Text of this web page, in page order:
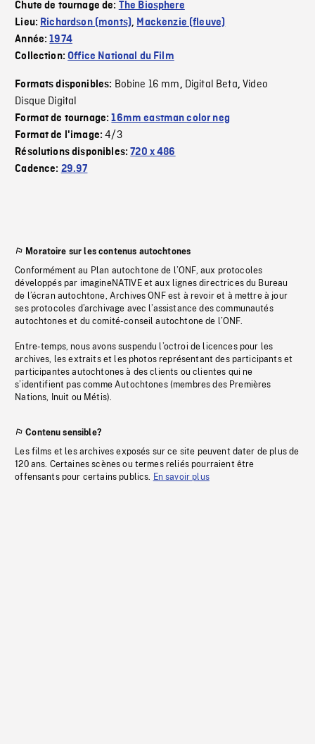
Chute de tournage de: The Biosphere
Lieu: Richardson (monts), Mackenzie (fleuve)
Année:1974
Collection:Office National du Film
Formats disponibles: Bobine 16 mm, Digital Beta,Video
Disque Digital
Format de tournage:16mm eastman color neg
Format de l'image:4/3
Résolutions disponibles:720 x 486
Cadence: 29.97
Moratoire sur les contenus autochtones
Conformément au Plan autochtone de l’ONF, aux protocoles
développés par imagineNATIVE et aux lignes directrices du Bureau
de l’écran autochtone, Archives ONF est à revoir et à mettre à jour
ses protocoles d’archivage avec l’assistance des communautés
autochtones et du comité-conseil autochtone de l’ONF.
Entre-temps, nous avons suspendu l’octroi de licences pour les
archives, les extraits et les photos représentant des participants et
participantes autochtones à des clients ou clientes qui ne
s’identifient pas comme Autochtones (membres des Premières
Nations, Inuit ou Métis).
Contenu sensible?
Les films et les archives exposés sur ce site peuvent dater de plus de
120 ans. Certaines scènes ou termes reliés pourraient être
offensants pour certains publics. En savoir plus